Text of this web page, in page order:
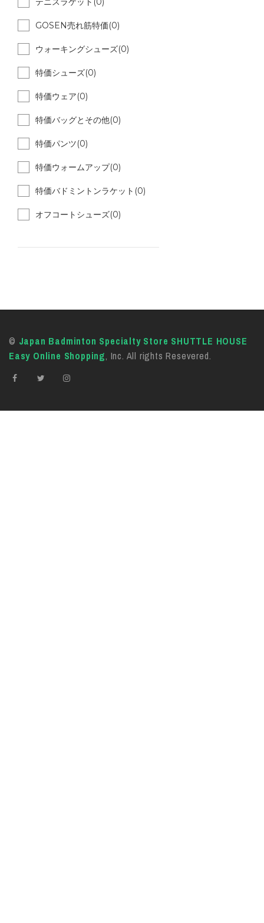
GOSEN売れ筋特価(0)
ウォーキングシューズ(0)
特価シューズ(0)
特価ウェア(0)
特価バッグとその他(0)
特価パンツ(0)
特価ウォームアップ(0)
特価バドミントンラケット(0)
オフコートシューズ(0)
© Japan Badminton Specialty Store SHUTTLE HOUSE
Easy Online Shopping, Inc. All rights Resevered.